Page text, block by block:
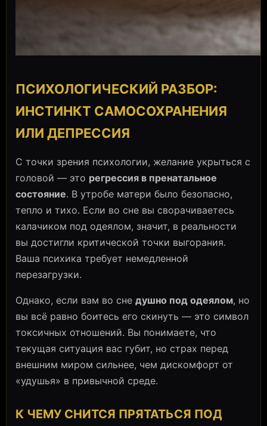
ПСИХОЛОГИЧЕСКИЙ РАЗБОР:
ИНСТИНКТ САМОСОХРАНЕНИЯ
ИЛИ ДЕПРЕССИЯ
С точки зрения психологии, желание укрыться с
головой — это регрессия в пренатальное
состояние. В утробе матери было безопасно,
тепло и тихо. Если во сне вы сворачиваетесь
калачиком под одеялом, значит, в реальности
вы достигли критической точки выгорания.
Ваша психика требует немедленной
перезагрузки.
Однако, если вам во сне душно под одеялом, но
вы всё равно боитесь его скинуть — это символ
токсичных отношений. Вы понимаете, что
текущая ситуация вас губит, но страх перед
внешним миром сильнее, чем дискомфорт от
«удушья» в привычной среде.
К ЧЕМУ СНИТСЯ ПРЯТАТЬСЯ ПОД